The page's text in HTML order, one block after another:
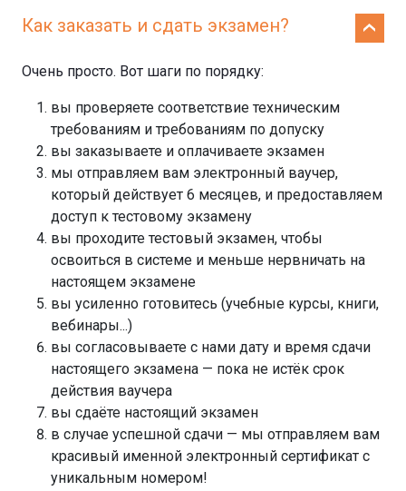
Как заказать и сдать экзамен?
Очень просто. Вот шаги по порядку:
вы проверяете соответствие техническим
требованиям и требованиям по допуску
вы заказываете и оплачиваете экзамен
мы отправляем вам электронный ваучер,
который действует 6 месяцев, и предоставляем
доступ к тестовому экзамену
вы проходите тестовый экзамен, чтобы
освоиться в системе и меньше нервничать на
настоящем экзамене
вы усиленно готовитесь (учебные курсы, книги,
вебинары...)
вы согласовываете с нами дату и время сдачи
настоящего экзамена — пока не истёк срок
действия ваучера
вы сдаёте настоящий экзамен
в случае успешной сдачи — мы отправляем вам
красивый именной электронный сертификат с
уникальным номером!